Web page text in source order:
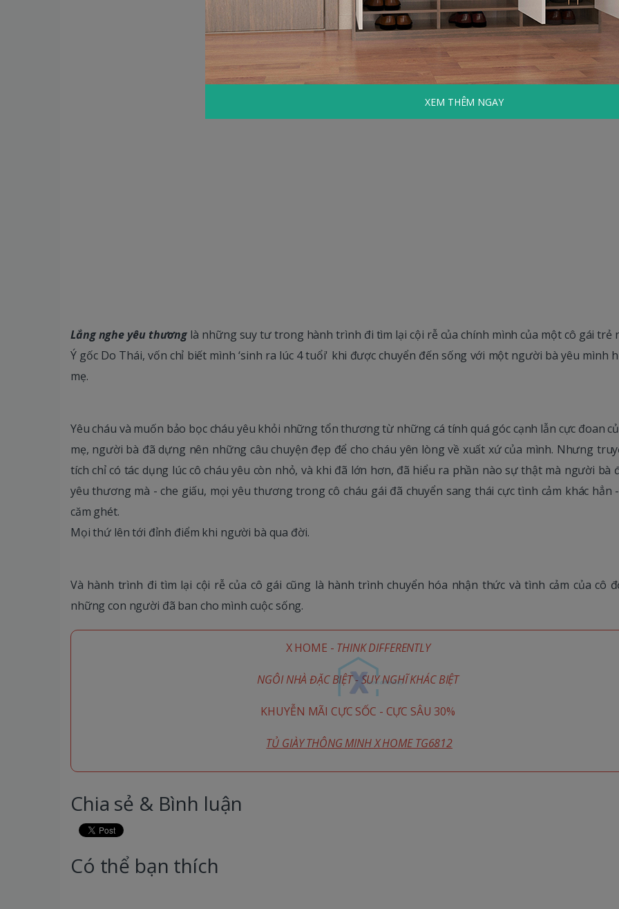
Lắng nghe yêu thương là những suy tư trong hành trình đi tìm lại cội rễ của chính mình của một cô gái trẻ
Ý gốc Do Thái, vốn chỉ biết mình ‘sinh ra lúc 4 tuổi' khi được chuyển đến sống với một người bà yêu mình
mẹ.
Yêu cháu và muốn bảo bọc cháu yêu khỏi những tổn thương từ những cá tính quá góc cạnh lẫn cực đoan
mẹ, người bà đã dựng nên những câu chuyện đẹp để cho cháu yên lòng về xuất xứ của mình. Nhưng
tích chỉ có tác dụng lúc cô cháu yêu còn nhỏ, và khi đã lớn hơn, đã hiểu ra phần nào sự thật mà người bà
yêu thương mà - che giấu, mọi yêu thương trong cô cháu gái đã chuyển sang thái cực tình cảm khác hẳn
căm ghét.
Mọi thứ lên tới đỉnh điểm khi người bà qua đời.
Và hành trình đi tìm lại cội rễ của cô gái cũng là hành trình chuyển hóa nhận thức và tình cảm của cô
những con người đã ban cho mình cuộc sống.
X HOME - THINK DIFFERENTLY
NGÔI NHÀ ĐẶC BIỆT - SUY NGHĨ KHÁC BIỆT
KHUYỄN MÃI CỰC SỐC - CỰC SÂU 30%
TỦ GIÀY THÔNG MINH X HOME TG6812
Chia sẻ & Bình luận
Có thể bạn thích
XEM THÊM NGAY